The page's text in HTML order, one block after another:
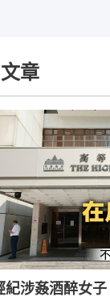
章
紀涉姦酒醉女